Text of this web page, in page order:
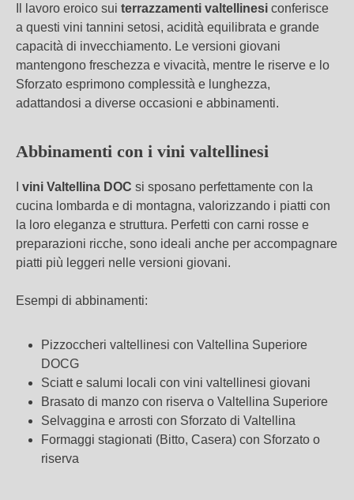
Il lavoro eroico sui terrazzamenti valtellinesi conferisce
a questi vini tannini setosi, acidità equilibrata e grande
capacità di invecchiamento. Le versioni giovani
mantengono freschezza e vivacità, mentre le riserve e lo
Sforzato esprimono complessità e lunghezza,
adattandosi a diverse occasioni e abbinamenti.
Abbinamenti con i vini valtellinesi
vini Valtellina DOC si sposano perfettamente con la
cucina lombarda e di montagna, valorizzando i piatti con
la loro eleganza e struttura. Perfetti con carni rosse e
preparazioni ricche, sono ideali anche per accompagnare
piatti più leggeri nelle versioni giovani.
Esempi di abbinamenti:
Pizzoccheri valtellinesi con Valtellina Superiore
DOCG
Sciatt e salumi locali con vini valtellinesi giovani
Brasato di manzo con riserva o Valtellina Superiore
Selvaggina e arrosti con Sforzato di Valtellina
Formaggi stagionati (Bitto, Casera) con Sforzato o
riserva